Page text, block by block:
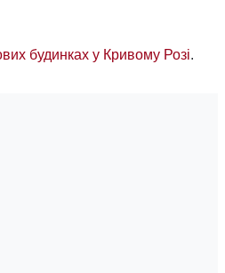
будинках у Кривому Розі.